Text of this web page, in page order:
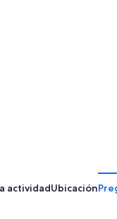
actividadUbicación